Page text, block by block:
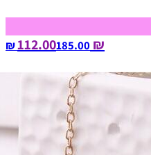
₪ 112.00
185.00‏ ₪